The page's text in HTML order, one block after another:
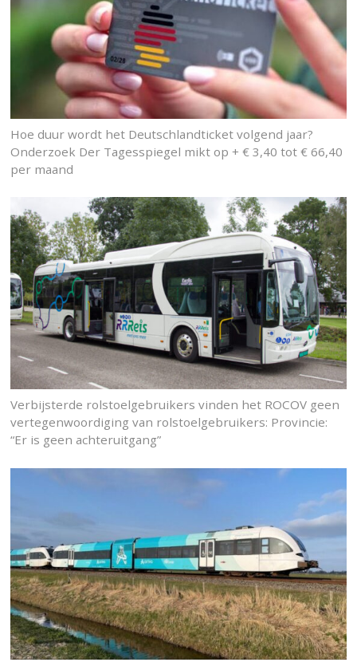
Hoe duur wordt het Deutschlandticket volgend jaar?
Onderzoek Der Tagesspiegel mikt op + € 3,40 tot € 66,40
per maand
Verbijsterde rolstoelgebruikers vinden het ROCOV geen
vertegenwoordiging van rolstoelgebruikers: Provincie:
“Er is geen achteruitgang”